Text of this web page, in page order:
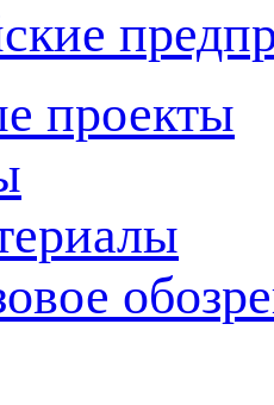
проекты